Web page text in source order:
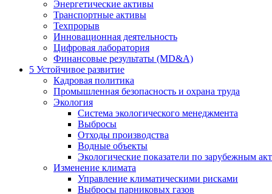
Энергетические активы
Транспортные активы
Техпрорыв
Инновационная деятельность
Цифровая лаборатория
Финансовые результаты (MD&A)
5 Устойчивое развитие
Кадровая политика
Промышленная безопасность и охрана труда
Экология
Система экологического менеджмента
Выбросы
Отходы производства
Водные объекты
Экологические показатели по зарубежным
Изменение климата
Управление климатическими рисками
Выбросы парниковых газов